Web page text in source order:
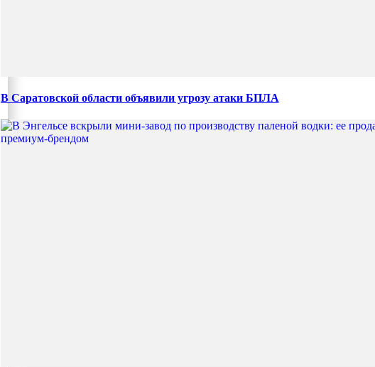
В Саратовской области объявили угрозу атаки БПЛА